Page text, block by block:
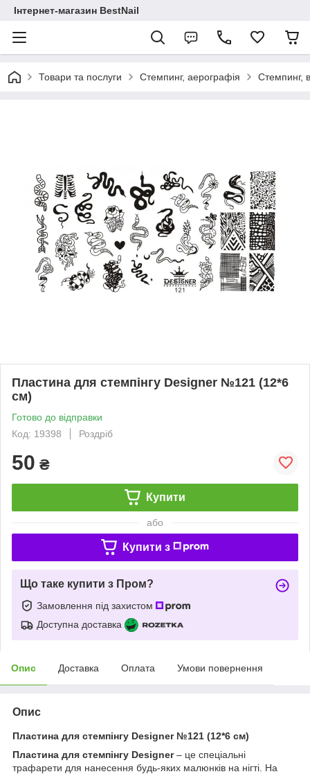
Інтернет-магазин BestNail
Товари та послуги Стемпинг, аерографія Стемпинг,
Пластина для стемпінгу Designer №121 (12*6
см)
Готово до відправки
Код: 19398
Роздріб
50 ₴
Купити
або
Купити з
Що таке купити з Пром?
Замовлення під захистом
Доступна доставка
Опис Доставка Оплата Умови повернення
Опис
Пластина для стемпінгу Designer №121 (12*6 см)
Пластина для стемпінгу Designer– це спеціальні
трафарети для нанесення будь-яких малюнків на нігті. На